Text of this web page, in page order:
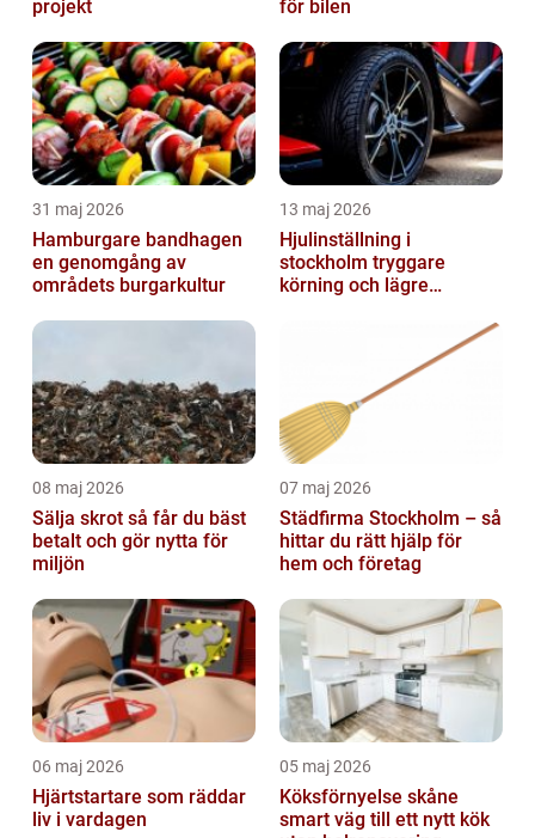
projekt
för bilen
31 maj 2026
Hamburgare bandhagen
en genomgång av
områdets burgarkultur
13 maj 2026
Hjulinställning i
stockholm tryggare
körning och lägre
08 maj 2026
Sälja skrot så får du bäst
betalt och gör nytta för
miljön
07 maj 2026
Städfirma Stockholm – så
hittar du rätt hjälp för
hem och företag
06 maj 2026
Hjärtstartare som räddar
liv i vardagen
05 maj 2026
Köksförnyelse skåne
smart väg till ett nytt kök